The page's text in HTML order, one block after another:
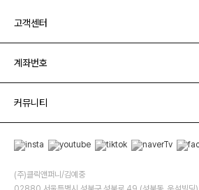
고객센터
계좌번호
커뮤니티
(주)클릭앤퍼니/김예중